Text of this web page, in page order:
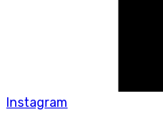
Instagram